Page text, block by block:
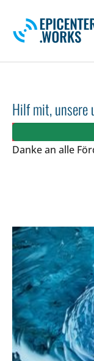
Hilf mit, unsere
Danke an alle